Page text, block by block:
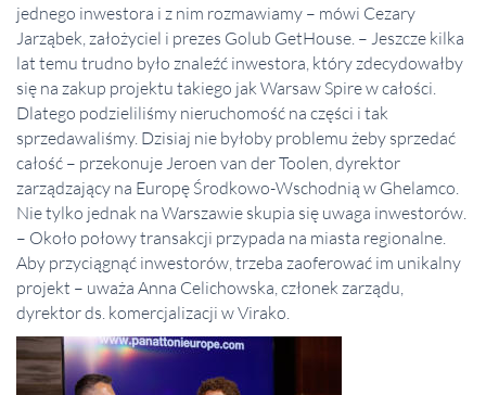
jednego inwestora i z nim rozmawiamy – mówi Cezary
Jarząbek, założyciel i prezes Golub GetHouse. – Jeszcze kilka
lat temu trudno było znaleźć inwestora, który zdecydowałby
się na zakup projektu takiego jak Warsaw Spire w całości.
Dlatego podzieliliśmy nieruchomość na części i tak
sprzedawaliśmy. Dzisiaj nie byłoby problemu żeby sprzedać
całość – przekonuje Jeroen van der Toolen, dyrektor
zarządzający na Europę Środkowo-Wschodnią w Ghelamco.
Nie tylko jednak na Warszawie skupia się uwaga inwestorów.
– Około połowy transakcji przypada na miasta regionalne.
Aby przyciągnąć inwestorów, trzeba zaoferować im unikalny
projekt – uważa Anna Celichowska, członek zarządu,
dyrektor ds. komercjalizacji w Virako.